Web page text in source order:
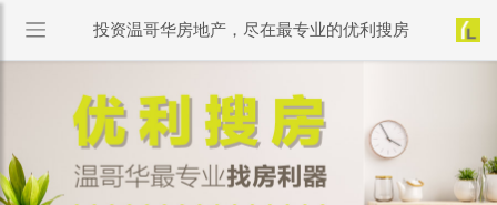
投资温哥华房地产，尽在最专业的优利搜房